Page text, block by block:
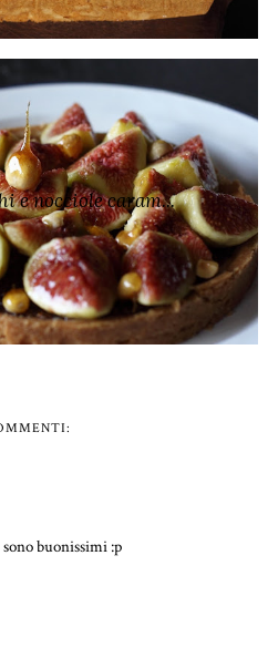
e nocciole caram...
buonissimi :p